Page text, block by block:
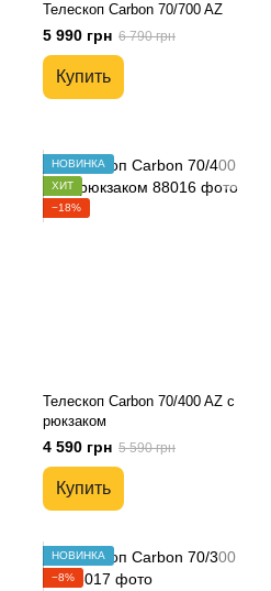
Телескоп Carbon 70/700 AZ
5 990 грн 6 790 грн
Купить
НОВИНКА
ХИТ
−18%
Телескоп Carbon 70/400 AZ с
рюкзаком
4 590 грн 5 590 грн
Купить
НОВИНКА
−8%